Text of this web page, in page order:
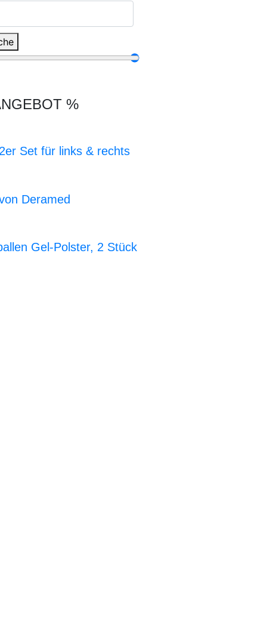
%
Set für links & rechts
Deramed
Gel-Polster, 2 Stück